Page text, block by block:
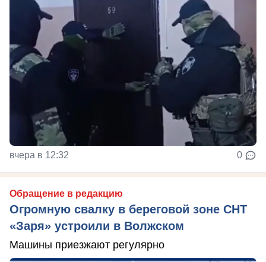
вчера в 12:32 0
Обращение в редакцию
Огромную свалку в береговой зоне СНТ
«Заря» устроили в Волжском
Машины приезжают регулярно